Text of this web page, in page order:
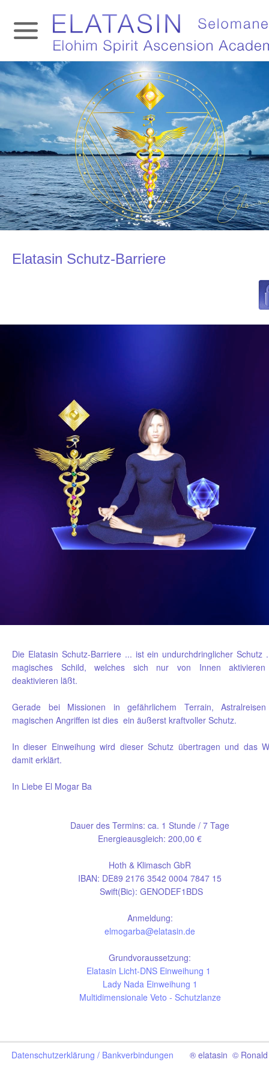
Dauer des Termins: ca. 1 Stunde / 7 Tage
Energieausgleich: 200,00 €
Hoth & Klimasch GbR
IBAN: DE89 2176 3542 0004 7847 15
Swift(Bic): GENODEF1BDS
Anmeldung:
elmogarba@elatasin.de
Grundvoraussetzung:
Elatasin Licht-DNS Einweihung 1
Lady Nada Einweihung 1
Multidimensionale Veto - Schutzlanze
Die Elatasin Schutz-Barriere ... ist ein undurchdringlicher Schutz
magisches Schild, welches sich nur von Innen
deaktivieren läßt.
Gerade bei Missionen in gefährlichem Terrain,
magischen Angriffen ist dies ein äußerst kraftvoller Schutz.
In dieser Einweihung wird dieser Schutz übertragen und das
damit erklärt.
In Liebe El Mogar Ba
Elatasin Schutz-Barriere
® elatasin ©
Datenschutzerklärung / Bankverbindungen